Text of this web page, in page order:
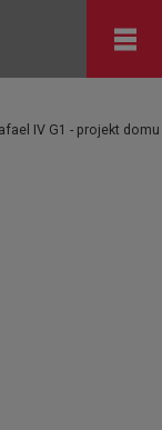
IV G1 - projekt domu